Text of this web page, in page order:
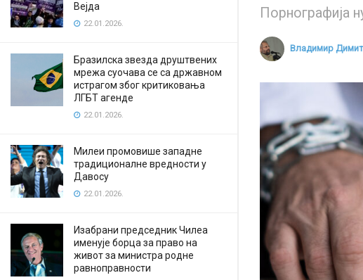
Вејда
22.01.2026.
Бразилска звезда друштвених
мрежа суочава се са државном
истрагом због критиковања
ЛГБТ агенде
22.01.2026.
Милеи промовише западне
традиционалне вредности у
Давосу
22.01.2026.
Изабрани председник Чилеа
именује борца за право на
живот за министра родне
равноправности
Порнографија
Владимир